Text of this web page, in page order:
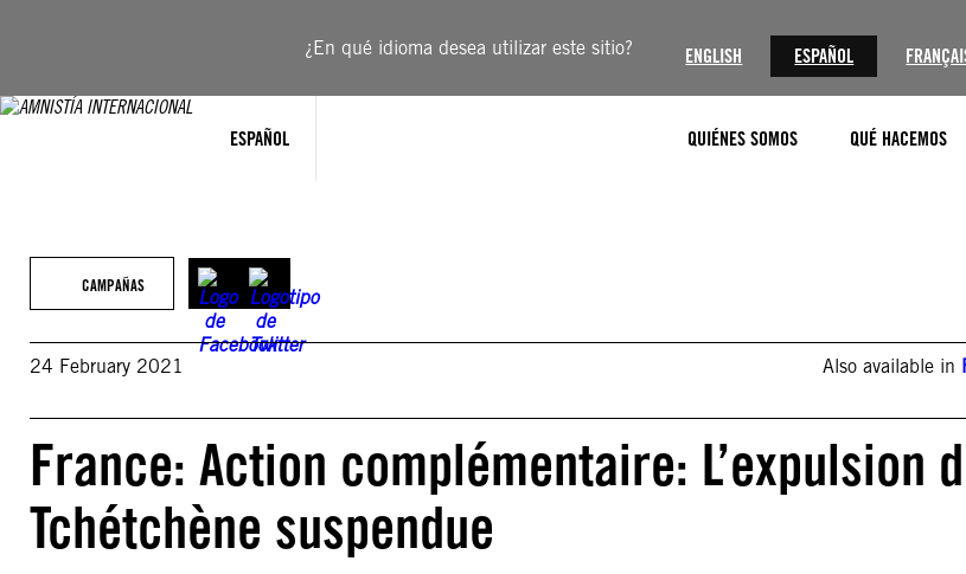
¿En qué idioma desea utilizar este sitio? ENGLISH ESPAÑOL
ESPAÑOL QUIÉNES SOMOS QUÉ HACEMOS
CAMPAÑAS
24 February 2021 Also available in
France: Action complémentaire: L’expulsion
Tchétchène suspendue